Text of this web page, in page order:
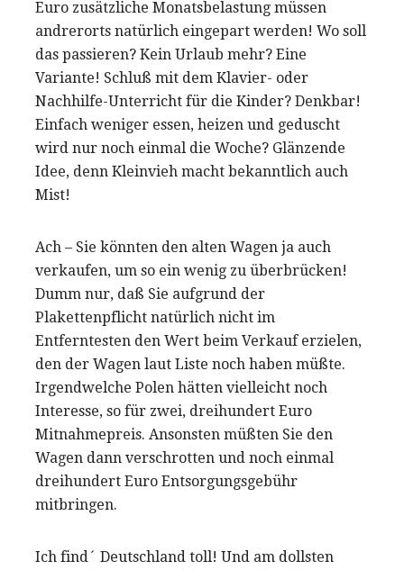
Euro zusätzliche Monatsbelastung müssen
andrerorts natürlich eingepart werden! Wo soll
das passieren? Kein Urlaub mehr? Eine
Variante! Schluß mit dem Klavier- oder
Nachhilfe-Unterricht für die Kinder? Denkbar!
Einfach weniger essen, heizen und geduscht
wird nur noch einmal die Woche? Glänzende
Idee, denn Kleinvieh macht bekanntlich auch
Mist!
Ach – Sie könnten den alten Wagen ja auch
verkaufen, um so ein wenig zu überbrücken!
Dumm nur, daß Sie aufgrund der
Plakettenpflicht natürlich nicht im
Entferntesten den Wert beim Verkauf erzielen,
den der Wagen laut Liste noch haben müßte.
Irgendwelche Polen hätten vielleicht noch
Interesse, so für zwei, dreihundert Euro
Mitnahmepreis. Ansonsten müßten Sie den
Wagen dann verschrotten und noch einmal
dreihundert Euro Entsorgungsgebühr
mitbringen.
Ich find´ Deutschland toll! Und am dollsten